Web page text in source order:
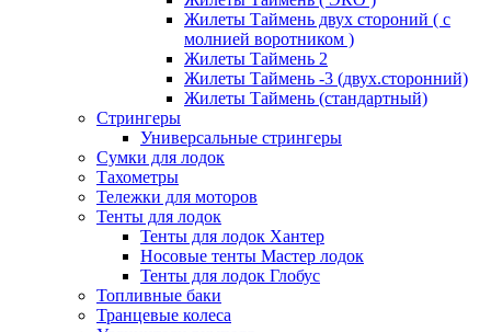
Жилеты Таймень двух стороний ( с
молнией воротником )
Жилеты Таймень 2
Жилеты Таймень -3 (двух.сторонний)
Жилеты Таймень (стандартный)
Стрингеры
Универсальные стрингеры
Сумки для лодок
Тахометры
Тележки для моторов
Тенты для лодок
Тенты для лодок Хантер
Носовые тенты Мастер лодок
Тенты для лодок Глобус
Топливные баки
Транцевые колеса